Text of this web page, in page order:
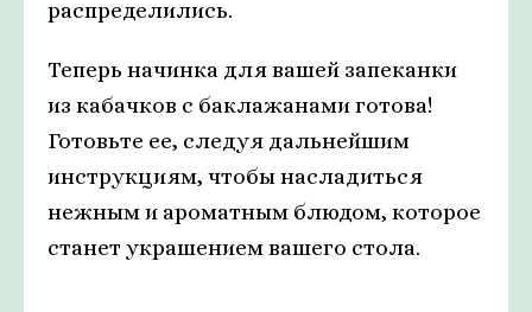
распределились.
Теперь начинка для вашей запеканки
из кабачков с баклажанами готова!
Готовьте ее, следуя дальнейшим
инструкциям, чтобы насладиться
нежным и ароматным блюдом, которое
станет украшением вашего стола.